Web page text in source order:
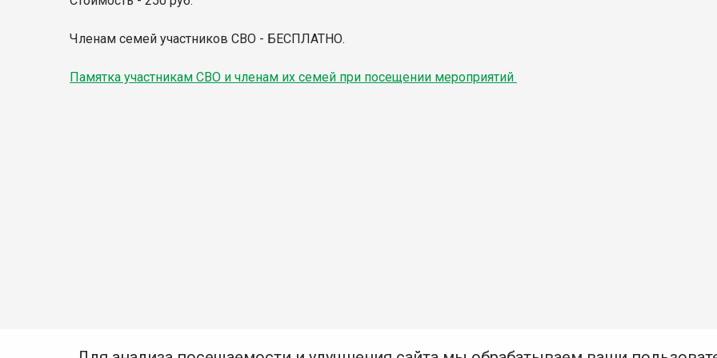
Членам семей участников СВО - БЕСПЛАТНО.
Памятка участникам СВО и членам их семей при посещении мероприятий